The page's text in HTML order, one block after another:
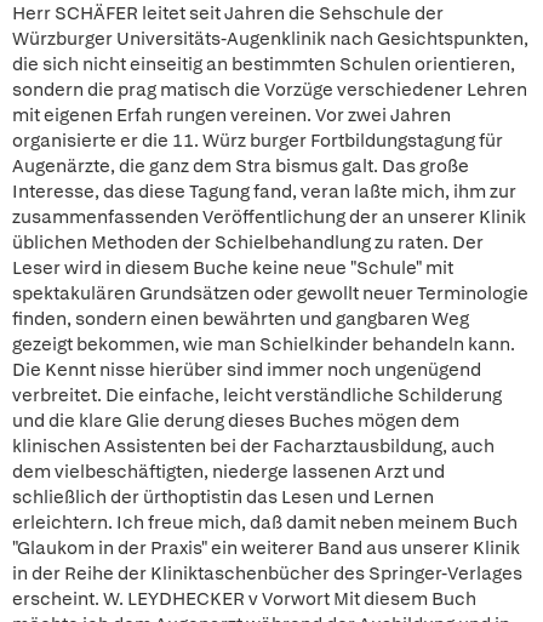
Herr SCHÄFER leitet seit Jahren die Sehschule der
Würzburger Universitäts-Augenklinik nach Gesichtspunkten,
die sich nicht einseitig an bestimmten Schulen orientieren,
sondern die prag matisch die Vorzüge verschiedener Lehren
mit eigenen Erfah rungen vereinen. Vor zwei Jahren
organisierte er die 11. Würz burger Fortbildungstagung für
Augenärzte, die ganz dem Stra bismus galt. Das große
Interesse, das diese Tagung fand, veran laßte mich, ihm zur
zusammenfassenden Veröffentlichung der an unserer Klinik
üblichen Methoden der Schielbehandlung zu raten. Der
Leser wird in diesem Buche keine neue "Schule" mit
spektakulären Grundsätzen oder gewollt neuer Terminologie
finden, sondern einen bewährten und gangbaren Weg
gezeigt bekommen, wie man Schielkinder behandeln kann.
Die Kennt nisse hierüber sind immer noch ungenügend
verbreitet. Die einfache, leicht verständliche Schilderung
und die klare Glie derung dieses Buches mögen dem
klinischen Assistenten bei der Facharztausbildung, auch
dem vielbeschäftigten, niederge lassenen Arzt und
schließlich der ürthoptistin das Lesen und Lernen
erleichtern. Ich freue mich, daß damit neben meinem Buch
"Glaukom in der Praxis" ein weiterer Band aus unserer Klinik
in der Reihe der Kliniktaschenbücher des Springer-Verlages
erscheint. W. LEYDHECKER v Vorwort Mit diesem Buch